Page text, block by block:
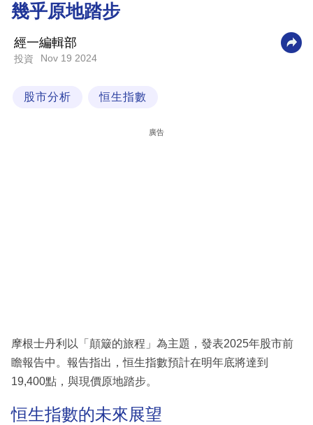
商
科
區
幾乎原地踏步
經一編輯部
投資 Nov 19 2024
股市分析 恒生指數
廣告
摩根士丹利以「顛簸的旅程」為主題，發表2025年股市前
瞻報告中。報告指出，恒生指數預計在明年底將達到
19,400點，與現價原地踏步。
恒生指數的未來展望